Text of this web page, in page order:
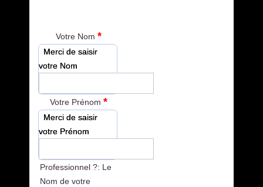
Votre Nom*
Merci de saisir
votre Nom
Votre Prénom*
Merci de saisir
votre Prénom
Professionnel ?: Le
Nom de votre